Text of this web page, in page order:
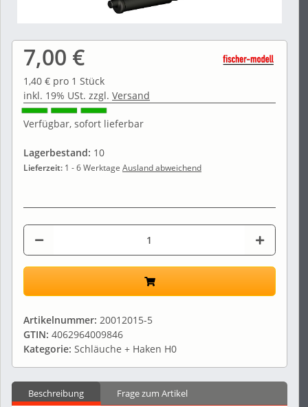
7,00 €
1,40 € pro 1 Stück
inkl. 19% USt. zzgl. Versand
Verfügbar, sofort lieferbar
Lagerbestand: 10
Lieferzeit: 1 - 6 Werktage Ausland abweichend
Artikelnummer: 20012015-5
GTIN: 4062964009846
Kategorie: Schläuche + Haken H0
Beschreibung Frage zum Artikel